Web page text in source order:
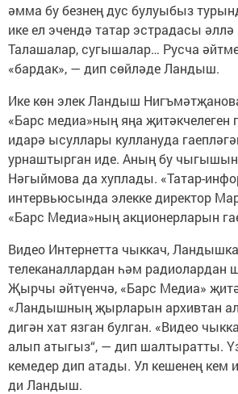
әмма бу безнең дус булуыбыз
ике ел эчендә татар эстрадасы
Талашалар, сугышалар… Русча
«бардак», — дип сөйләде Ландыш.
Ике көн элек Ландыш
«Барс медиа»ның яңа җитәкчелеген
идарә ысуллары куллануда
урнаштырган иде. Аның бу
Нәгыймова да хуплады. «Татар-
интервьюсында элекке директор
«Барс Медиа»ның акционерларын
Видео Интернетта чыккач,
телеканаллардан һәм радиолардан
Җырчы әйтүенчә, «Барс Медиа»
«Ландышның җырларын архивтан
дигән хат язган булган. «Видео
алып атыгыз“, — дип шалтыратты.
кемедер дип атады. Ул кешенең кем
ди Ландыш.